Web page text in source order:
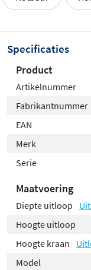
Specificaties
Product
Artikelnummer
Fabrikantnummer
EAN
Merk
Serie
Maatvoering
Diepte uitloop
Hoogte uitloop
Hoogte kraan
Model